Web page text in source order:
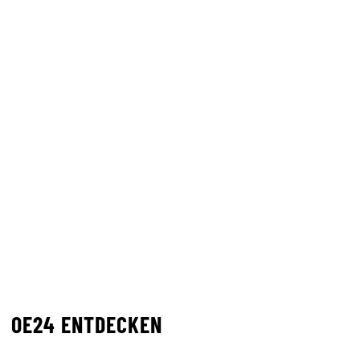
OE24 ENTDECKEN